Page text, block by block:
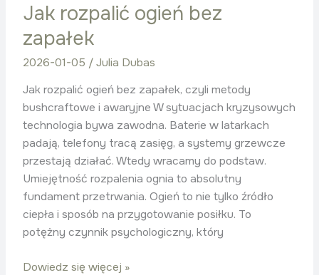
Jak rozpalić ogień bez
zapałek
2026-01-05 / Julia Dubas
Jak rozpalić ogień bez zapałek, czyli metody
bushcraftowe i awaryjne W sytuacjach kryzysowych
technologia bywa zawodna. Baterie w latarkach
padają, telefony tracą zasięg, a systemy grzewcze
przestają działać. Wtedy wracamy do podstaw.
Umiejętność rozpalenia ognia to absolutny
fundament przetrwania. Ogień to nie tylko źródło
ciepła i sposób na przygotowanie posiłku. To
potężny czynnik psychologiczny, który
Dowiedz się więcej »